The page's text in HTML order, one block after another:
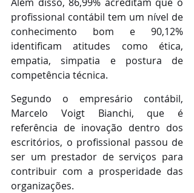
profissional contábil tem um nível de
conhecimento bom e 90,12%
identificam atitudes como ética,
empatia, simpatia e postura de
competência técnica.
Segundo o empresário contábil,
Marcelo Voigt Bianchi, que é
referência de inovação dentro dos
escritórios, o profissional passou de
ser um prestador de serviços para
contribuir com a prosperidade das
organizações.